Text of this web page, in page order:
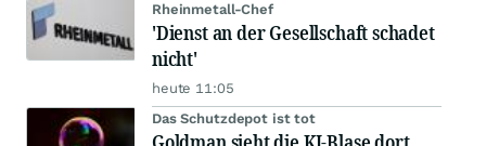
Rheinmetall-Chef
'Dienst an der Gesellschaft schadet
nicht'
heute 11:05
Das Schutzdepot ist tot